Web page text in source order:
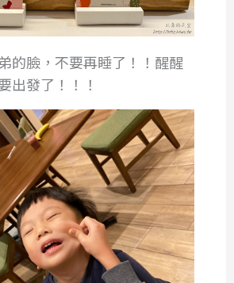
的臉，不要再睡了！！醒醒
出發了！！！